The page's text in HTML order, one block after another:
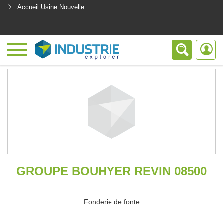
Accueil Usine Nouvelle
GROUPE BOUHYER REVIN 08500
Fonderie de fonte